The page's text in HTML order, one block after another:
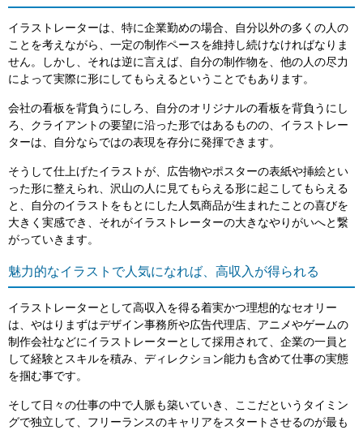
イラストレーターは、特に企業勤めの場合、自分以外の多くの人の
ことを考えながら、一定の制作ペースを維持し続けなければなりま
せん。しかし、それは逆に言えば、自分の制作物を、他の人の尽力
によって実際に形にしてもらえるということでもあります。
会社の看板を背負うにしろ、自分のオリジナルの看板を背負うにし
ろ、クライアントの要望に沿った形ではあるものの、イラストレー
ターは、自分ならではの表現を存分に発揮できます。
そうして仕上げたイラストが、広告物やポスターの表紙や挿絵とい
った形に整えられ、沢山の人に見てもらえる形に起こしてもらえる
と、自分のイラストをもとにした人気商品が生まれたことの喜びを
大きく実感でき、それがイラストレーターの大きなやりがいへと繋
がっていきます。
魅力的なイラストで人気になれば、高収入が得られる
イラストレーターとして高収入を得る着実かつ理想的なセオリー
は、やはりまずはデザイン事務所や広告代理店、アニメやゲームの
制作会社などにイラストレーターとして採用されて、企業の一員と
して経験とスキルを積み、ディレクション能力も含めて仕事の実態
を掴む事です。
そして日々の仕事の中で人脈も築いていき、ここだというタイミン
グで独立して、フリーランスのキャリアをスタートさせるのが最も